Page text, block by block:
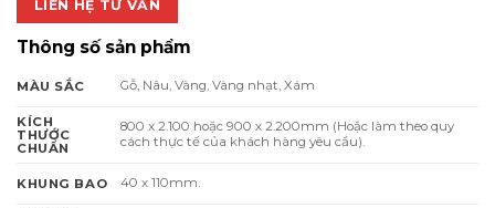
LIÊN HỆ TƯ VẤN
Thông số sản phẩm
MÀU SẮC Gỗ, Nâu, Vàng, Vàng nhạt, Xám
KÍCH
THƯỚC
CHUẨN
800 x 2.100 hoặc 900 x 2.200mm (Hoặc làm theo quy
cách thực tế của khách hàng yêu cầu).
KHUNG BAO 40 x 110mm.